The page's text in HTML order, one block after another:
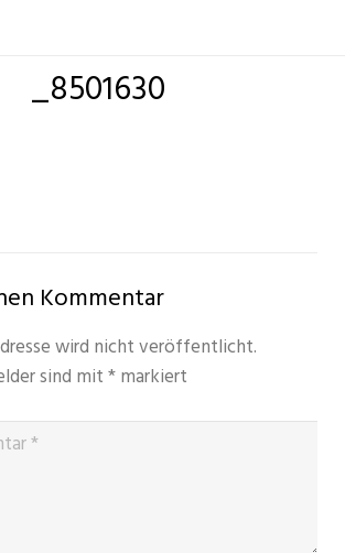
_8501630
Kommentar
wird nicht veröffentlicht.
sind mit*markiert